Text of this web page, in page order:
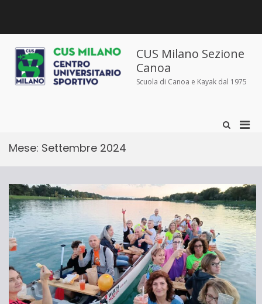
siamo
siamo
e
iscrizioni
sportivo
CUS Milano Sezione
Canoa
Scuola di Canoa e Kayak dal 1975
Mostra
Mese: Settembre 2024